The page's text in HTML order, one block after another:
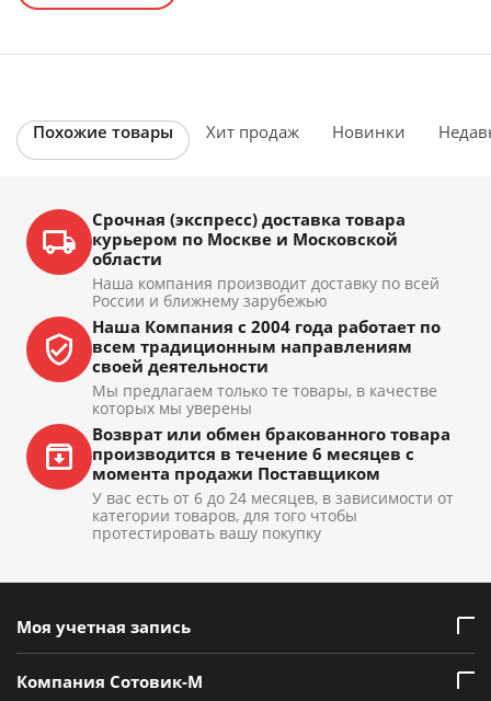
Похожие товары Хит продаж Новинки
Срочная (экспресс) доставка товара
курьером по Москве и Московской
области
Наша компания производит доставку по всей
России и ближнему зарубежью
Наша Компания с 2004 года работает по
всем традиционным направлениям
своей деятельности
Мы предлагаем только те товары, в качестве
которых мы уверены
Возврат или обмен бракованного товара
производится в течение 6 месяцев с
момента продажи Поставщиком
У вас есть от 6 до 24 месяцев, в зависимости от
категории товаров, для того чтобы
протестировать вашу покупку
Моя учетная запись
Компания Сотовик-М